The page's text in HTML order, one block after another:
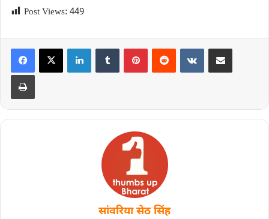
Post Views: 449
सांवरिया सेठ सिंह